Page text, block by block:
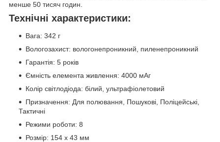
менше 50 тисяч годин.
Технічні характеристики:
Вага: 342 г
Вологозахист: вологонепроникний, пиленепроникний
Гарантія: 5 років
Ємність елемента живлення: 4000 мАг
Колір світлодіода: білий, ультрафіолетовий
Призначення: Для полювання, Пошукові, Поліцейські,
Тактичні
Режими роботи: 8
Розмір: 154 х 43 мм